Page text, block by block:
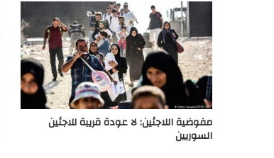
مفوضية اللاجئين: لا عودة قريبة للاجئين
السوريين